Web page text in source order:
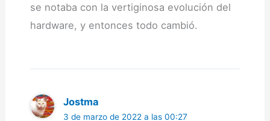
se notaba con la vertiginosa evolución del
hardware, y entonces todo cambió.
Jostma
3 de marzo de 2022 a las 00:27